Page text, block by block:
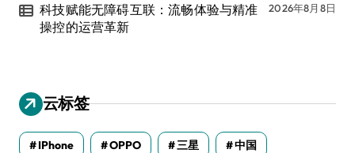
科技赋能无障碍互联：流畅体验与精准
操控的运营革新
2026年8月8日
云标签
IPhone OPPO 三星 中国